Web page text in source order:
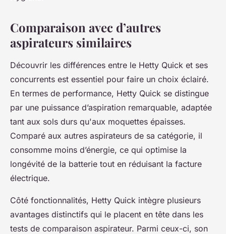
Comparaison avec d’autres
aspirateurs similaires
Découvrir les différences entre le Hetty Quick et ses
concurrents est essentiel pour faire un choix éclairé.
En termes de performance, Hetty Quick se distingue
par une puissance d’aspiration remarquable, adaptée
tant aux sols durs qu'aux moquettes épaisses.
Comparé aux autres aspirateurs de sa catégorie, il
consomme moins d’énergie, ce qui optimise la
longévité de la batterie tout en réduisant la facture
électrique.
Côté fonctionnalités, Hetty Quick intègre plusieurs
avantages distinctifs qui le placent en tête dans les
tests de comparaison aspirateur. Parmi ceux-ci, son